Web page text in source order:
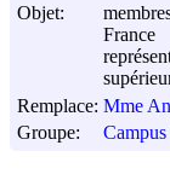
Objet:
France
Remplace: Mme
Groupe: